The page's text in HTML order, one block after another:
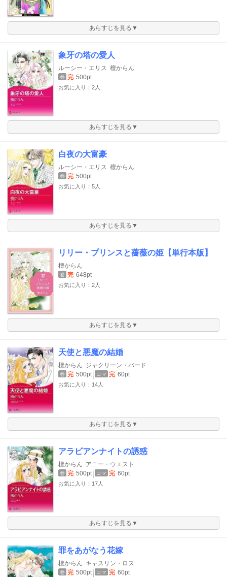
あらすじを見る▼
象牙の塔の愛人
ルーシー・エリス 檀からん
巻 完 500pt
お気に入り：2人
あらすじを見る▼
白夜の大富豪
ルーシー・エリス 檀からん
巻 完 500pt
お気に入り：5人
あらすじを見る▼
リリー・プリンスと薔薇の姫【単行本版】
檀からん
巻 完 648pt
お気に入り：2人
あらすじを見る▼
天使と悪魔の結婚
檀からん ジャクリーン・バード
巻 完 500pt コマ 完 60pt
お気に入り：14人
あらすじを見る▼
アラビアンナイトの誘惑
檀からん アニー・ウエスト
巻 完 500pt コマ 完 60pt
お気に入り：17人
あらすじを見る▼
罪をあがなう花嫁
檀からん キャスリン・ロス
巻 完 500pt コマ 完 60pt